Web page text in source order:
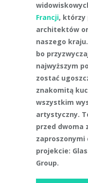
Francji, którzy
architektów
naszego
bo
najwyższym
zostać
znakomitą
wszystkim
artystyczny.
przed dwoma
zaproszonymi
projekcie:
Group.